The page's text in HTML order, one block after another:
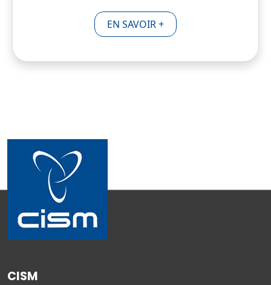
EN SAVOIR +
CISM